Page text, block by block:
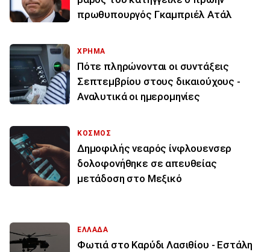
πρωθυπουργός Γκαμπριέλ Ατάλ
ΧΡΗΜΑ
Πότε πληρώνονται οι συντάξεις
Σεπτεμβρίου στους δικαιούχους -
Αναλυτικά οι ημερομηνίες
ΚΟΣΜΟΣ
Δημοφιλής νεαρός ίνφλουενσερ
δολοφονήθηκε σε απευθείας
μετάδοση στο Μεξικό
ΕΛΛΑΔΑ
Φωτιά στο Καρύδι Λασιθίου - Εστάλη